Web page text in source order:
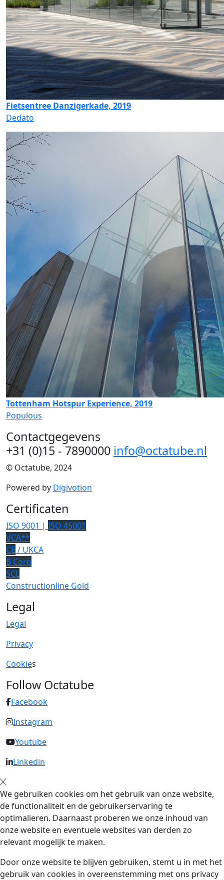
Fietsentree Danzigerkade, 2019
Dedato
Tottenham Hotspur Experience, 2019
Populous
Contactgegevens
+31 (0)15 - 7890000 info@octatube.nl
© Octatube, 2024
Powered by Digivotion
Certificaten
ISO 9001 | ISO 45001
VCA**
CE / UKCA
B Corp
SCL
Constructionline Gold
Legal
Legal
Privacy
Cookies
Follow Octatube
Facebook
Instagram
Youtube
Linkedin
We gebruiken cookies om het gebruik van onze website,
de functionaliteit en de gebruikerservaring te
optimalieren. Daarnaast proberen we onze inhoud van
onze website en eventuele websites van derden zo
relevant mogelijk te maken.
Door onze website te blijven gebruiken, stemt u in met het
gebruik van cookies in overeenstemming met ons privacy